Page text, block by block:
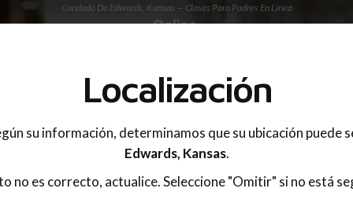
Condado De Edwards, Kansas — Clases Para Padres En Línea
OnlineParentingPrograms.com®
De Educación Para Padres En
Condado De Edwards (KS)
Localización
su información, determinamos que su ubicación puede
Edwards, Kansas.
no es correcto, actualice. Seleccione "Omitir" si no está